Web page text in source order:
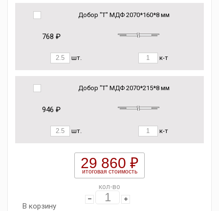
Добор "Т" МДФ 2070*160*8 мм
768 ₽
шт. к-т
Добор "Т" МДФ 2070*215*8 мм
946 ₽
шт. к-т
29 860 ₽
итоговая стоимость
кол-во
В корзину